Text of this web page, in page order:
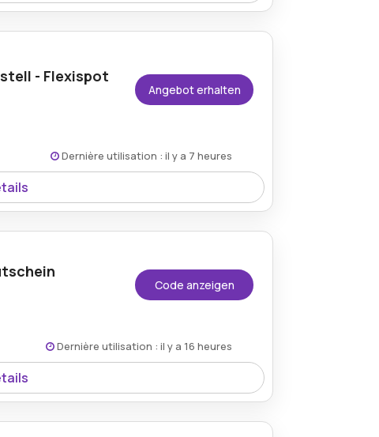
wenn während des Bezahlvorgangs
- Flexispot
Angebot erhalten
Dernière utilisation : il y a 7 heures
Tischgestell – eine
und hervorragender Ersparnis.
Code anzeigen
Dernière utilisation : il y a 16 heures
verfügbar und bietet die Möglichkeit,
zu sparen.